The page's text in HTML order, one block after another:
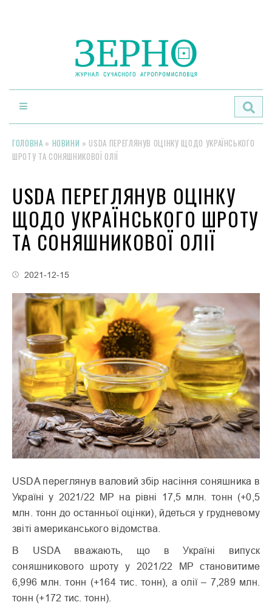
ГОЛОВНА » НОВИНИ » USDA ПЕРЕГЛЯНУВ ОЦІНКУ ЩОДО УКРАЇНСЬКОГО
ШРОТУ ТА СОНЯШНИКОВОЇ ОЛІЇ
USDA ПЕРЕГЛЯНУВ ОЦІНКУ
ЩОДО УКРАЇНСЬКОГО ШРОТУ
ТА СОНЯШНИКОВОЇ ОЛІЇ
2021-12-15
USDA переглянув валовий збір насіння соняшника в
Україні у 2021/22 МР на рівні 17,5 млн. тонн (+0,5
млн. тонн до останньої оцінки), йдеться у грудневому
звіті американського відомства.
В USDA вважають, що в Україні випуск
соняшникового шроту у 2021/22 МР становитиме
6,996 млн. тонн (+164 тис. тонн), а олії – 7,289 млн.
тонн (+172 тис. тонн).